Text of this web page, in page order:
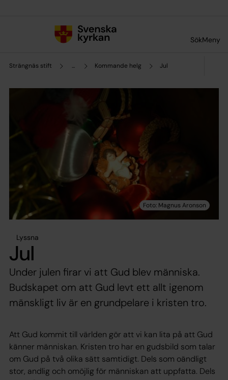
SökMeny
Strängnäs stift ... Kommande helg Jul
Lyssna
Jul
Under julen firar vi att Gud blev människa.
Budskapet om att Gud levt ett allt igenom
mänskligt liv är en grundpelare i kristen tro.
Att Gud kommit till världen gör att vi kan lita på att Gud
känner människan. Kristen tro har en gudsbild som talar
om Gud på två olika sätt samtidigt. Dels som oändligt
stor, andlig och omöjlig för människan att uppfatta. Dels